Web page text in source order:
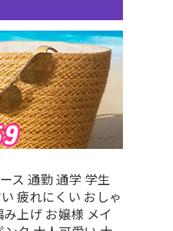
ス 通勤 通学 学生
疲れにくい おしゃ
上げ お嬢様 メイ